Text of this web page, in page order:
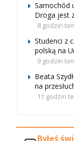
Samochód
Droga jest
8 godzin
Studenci z
polską na
9 godzin
Beata
na
11 godzin
Byłeś